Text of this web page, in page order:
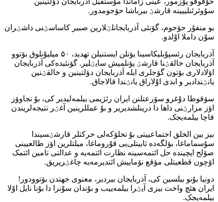
سۇوئرئنلییینه قارشؽ بیرباشا حۆجومدور.
بو منفۇر حۆجوم، گۆنئی آذربایجانلؽلارین صبیر کاساسؽنی داشؽران
سوْن داملا اوْلدو.
آذربایجان رئسپۇبلیکاسینا یؤنلن ایستنیلن تهدید، ۵۰ میلیوْنلوق بۆتوو
آذربایجان خالقؽنا قارشؽ یؤنلمیش سایؽلیر. گۆنئیده‌کی آذربایجان
اؤلادلاری بۆتون گۆجلری ایله آذربایجان دؤلتینین و خالقؽنین
یانؽندادیر و ابدی اوْلاراق یانؽندا قالاجاق.
سۆقوطا دوْغرو سۆرعتلنن ایران رئژیمی بیلمه‌لیدیر کی، بۇ تجاوۆز
اؤز مزارؽنی داها دا درینلشدیریر و بۇ عمللرینین آغؽر نتیجه‌لریندن
قاچا بیلمه‌یجک.
بیز بین الخلق اجتماعییتی بۇ تحلۆکه‌لی حرکتلر قارشؽسیندا
سۇسماماغا، بؤلگه‌ده ثابیتلی‌یی قوْروماغا، میلتلرین اؤز طالعیینی
صۆلح ایچینده حل ائتمه‌سینه نظارت ائتمه‌یه و عدالتی تامین ائتمک
اۆچون قطعیتلی مؤقع نۆماییش ائتدیرمه‌یه چاغؽریریق.
دونیا بۇنو بیلسین کی، آذربایجان بیردیر، معنوی جهتدن بۆتوودور!
ایران هئچ واخت بیزی آیؽرا بیلمه‌ییب و بۇندان سوْنرا دا بۇنا نایل اوْلا
بیلمه‌یجک.